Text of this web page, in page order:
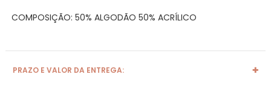
COMPOSIÇÃO: 50% ALGODÃO 50% ACRÍLICO
PRAZO E VALOR DA ENTREGA: